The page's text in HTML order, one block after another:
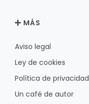
MÁS
Aviso legal
Ley de cookies
Política de privacidad
Un café de autor